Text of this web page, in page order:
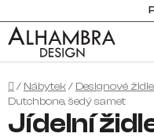
na
obsah
Domů
/ Nábytek/ Designové židle
Dutchbone, šedý samet
Jídelní